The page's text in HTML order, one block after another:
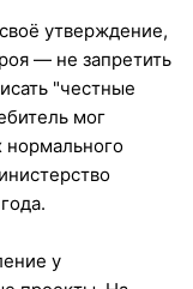
утверждение,
— не запретить
"честные
мог
у